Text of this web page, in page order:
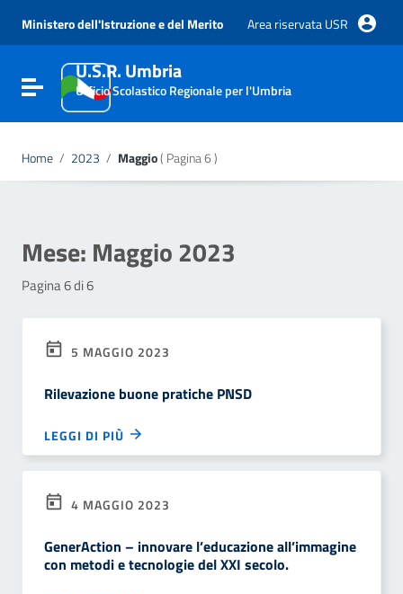
Vai al menu di navigazione
Vai al footer
Ministero dell'Istruzione e del Merito Area riservata USR
Attiva / disattiva la navigazione
U.S.R. Umbria
Ufficio Scolastico Regionale per l'Umbria
Home / 2023 / Maggio( Pagina 6 )
Mese: Maggio 2023
Pagina 6 di 6
5 MAGGIO 2023
Rilevazione buone pratiche PNSD
LEGGI DI PIÙ
4 MAGGIO 2023
GenerAction – innovare l’educazione all’immagine
con metodi e tecnologie del XXI secolo.